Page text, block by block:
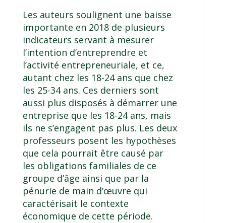
Les auteurs soulignent une baisse
importante en 2018 de plusieurs
indicateurs servant à mesurer
l’intention d’entreprendre et
l’activité entrepreneuriale, et ce,
autant chez les 18-24 ans que chez
les 25-34 ans. Ces derniers sont
aussi plus disposés à démarrer une
entreprise que les 18-24 ans, mais
ils ne s’engagent pas plus. Les deux
professeurs posent les hypothèses
que cela pourrait être causé par
les obligations familiales de ce
groupe d’âge ainsi que par la
pénurie de main d’œuvre qui
caractérisait le contexte
économique de cette période.